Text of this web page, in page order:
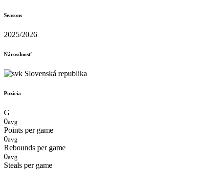
Seasons
2025/2026
Nárosdnosť
Slovenská republika
Pozícia
G
0avg
Points per game
0avg
Rebounds per game
0avg
Steals per game